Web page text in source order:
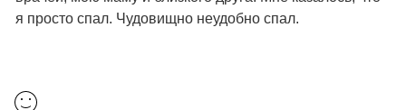
я просто спал. Чудовищно неудобно спал.